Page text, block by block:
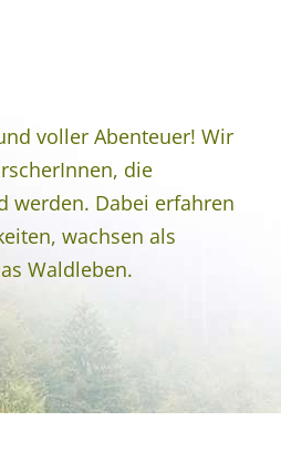
voller Abenteuer! Wir
die
werden. Dabei erfahren
wachsen als
Waldleben.